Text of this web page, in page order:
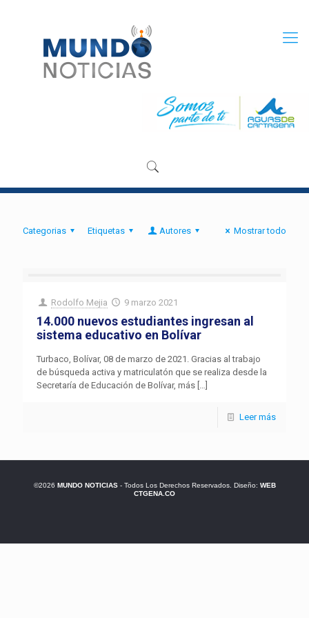
Categorias Etiquetas Autores Mostrar todo
Rodolfo Mejia 9 marzo 2021
14.000 nuevos estudiantes ingresan al
sistema educativo en Bolívar
Turbaco, Bolívar, 08 de marzo de 2021. Gracias al trabajo
de búsqueda activa y matriculatón que se realiza desde la
Secretaría de Educación de Bolívar, más […]
Leer más
©2026 MUNDO NOTICIAS- Todos Los Derechos Reservados. Diseño: WEB
CTGENA.CO